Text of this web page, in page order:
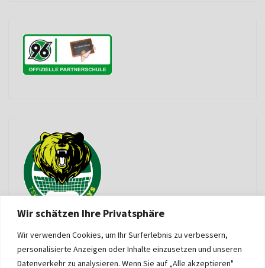
Wir schätzen Ihre Privatsphäre
Wir verwenden Cookies, um Ihr Surferlebnis zu verbessern,
personalisierte Anzeigen oder Inhalte einzusetzen und unseren
Datenverkehr zu analysieren. Wenn Sie auf „Alle akzeptieren"